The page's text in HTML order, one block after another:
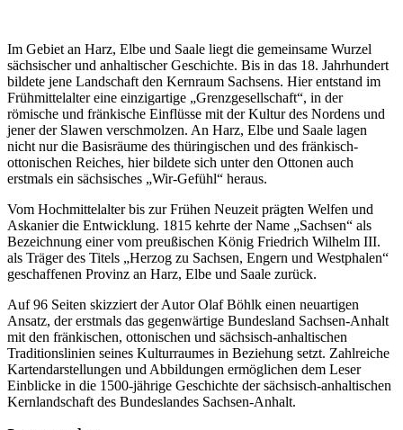
Im Gebiet an Harz, Elbe und Saale liegt die gemeinsame Wurzel
sächsischer und anhaltischer Geschichte. Bis in das 18. Jahrhundert
bildete jene Landschaft den Kernraum Sachsens. Hier entstand im
Frühmittelalter eine einzigartige „Grenzgesellschaft“, in der
römische und fränkische Einflüsse mit der Kultur des Nordens und
jener der Slawen verschmolzen. An Harz, Elbe und Saale lagen
nicht nur die Basisräume des thüringischen und des fränkisch-
ottonischen Reiches, hier bildete sich unter den Ottonen auch
erstmals ein sächsisches „Wir-Gefühl“ heraus.
Vom Hochmittelalter bis zur Frühen Neuzeit prägten Welfen und
Askanier die Entwicklung. 1815 kehrte der Name „Sachsen“ als
Bezeichnung einer vom preußischen König Friedrich Wilhelm III.
als Träger des Titels „Herzog zu Sachsen, Engern und Westphalen“
geschaffenen Provinz an Harz, Elbe und Saale zurück.
Auf 96 Seiten skizziert der Autor Olaf Böhlk einen neuartigen
Ansatz, der erstmals das gegenwärtige Bundesland Sachsen-Anhalt
mit den fränkischen, ottonischen und sächsisch-anhaltischen
Traditionslinien seines Kulturraumes in Beziehung setzt. Zahlreiche
Kartendarstellungen und Abbildungen ermöglichen dem Leser
Einblicke in die 1500-jährige Geschichte der sächsisch-anhaltischen
Kernlandschaft des Bundeslandes Sachsen-Anhalt.